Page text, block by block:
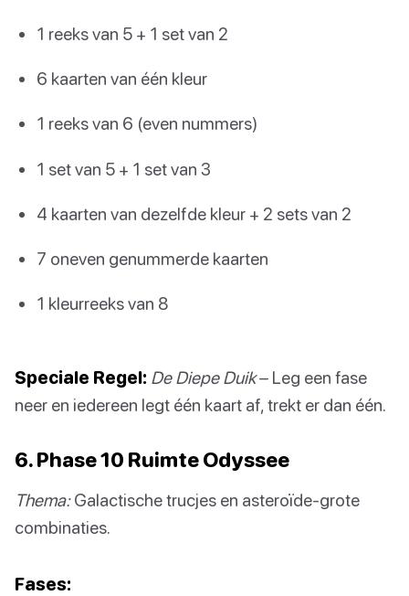
1 reeks van 5 + 1 set van 2
6 kaarten van één kleur
1 reeks van 6 (even nummers)
1 set van 5 + 1 set van 3
4 kaarten van dezelfde kleur + 2 sets van 2
7 oneven genummerde kaarten
1 kleurreeks van 8
Speciale Regel: De Diepe Duik– Leg een fase
neer en iedereen legt één kaart af, trekt er dan één.
6. Phase 10 Ruimte Odyssee
Thema:Galactische trucjes en asteroïde-grote
combinaties.
Fases: